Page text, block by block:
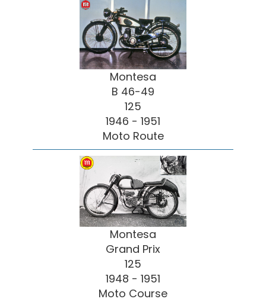
Montesa
B 46-49
125
1946 - 1951
Moto Route
Montesa
Grand Prix
125
1948 - 1951
Moto Course